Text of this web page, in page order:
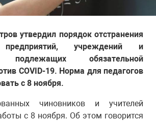
утвердил порядок отстранения
предприятий, учреждений и
подлежащих обязательной
СOVID-19. Норма для педагогов
с 8 ноября.
чиновников и учителей
с 8 ноября. Об этом говорится